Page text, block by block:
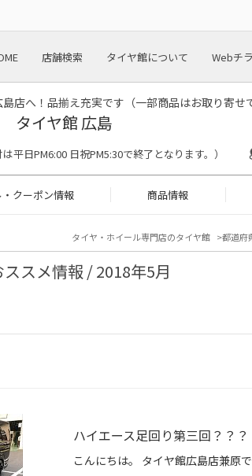
店舗検索 タイヤ館について Webチ
店へ！品揃え充実です（一部商品はお取り寄せ
タイヤ館 広島
平日PM6:00 日祝PM5:30で終了となります。）
クーポン情報 商品情報
タイヤ・ホイール専門店のタイヤ館 都道府
スメ情報 / 2018年5月
ハイエース足回り第三回？？？